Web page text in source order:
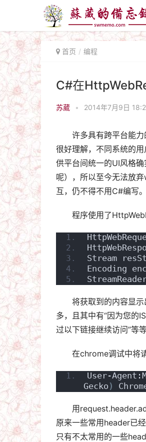
首页 编程
C#在
苏葳 • 2014年7月9日
许多具有跨平台能
很好理解，不同系统的
供平台间统一的UI风格
呢），所以至今无法放
互，仍不得不用C#编写。
程序使用了
Stream
Encoding
将获取到的内容显
多，且其中有“因为您的
过以下链接继续访问”等
在chrome调试中将
User-
Gecko )
用
原来一些常用header已
只有不太常用的一些